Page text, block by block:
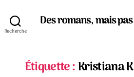
Recherche
Des romans, mais
Étiquette :Kristiana